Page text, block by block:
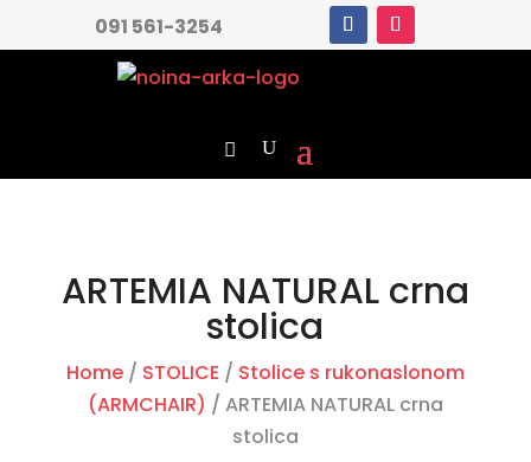
091 561-3254
ARTEMIA NATURAL crna
stolica
Home/ STOLICE / Stolice s rukonaslonom
(ARMCHAIR) / ARTEMIA NATURAL crna
stolica